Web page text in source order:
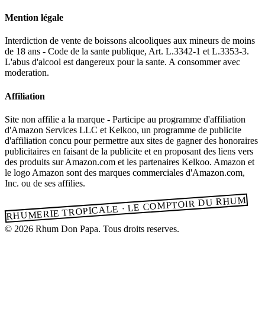
Mention légale
Interdiction de vente de boissons alcooliques aux mineurs de moins
de 18 ans - Code de la sante publique, Art. L.3342-1 et L.3353-3.
L'abus d'alcool est dangereux pour la sante. A consommer avec
moderation.
Affiliation
Site non affilie a la marque - Participe au programme d'affiliation
d'Amazon Services LLC et Kelkoo, un programme de publicite
d'affiliation concu pour permettre aux sites de gagner des honoraires
publicitaires en faisant de la publicite et en proposant des liens vers
des produits sur Amazon.com et les partenaires Kelkoo. Amazon et
le logo Amazon sont des marques commerciales d'Amazon.com,
Inc. ou de ses affilies.
RHUMERIE TROPICALE · LE COMPTOIR DU RHUM
© 2026 Rhum Don Papa. Tous droits reserves.